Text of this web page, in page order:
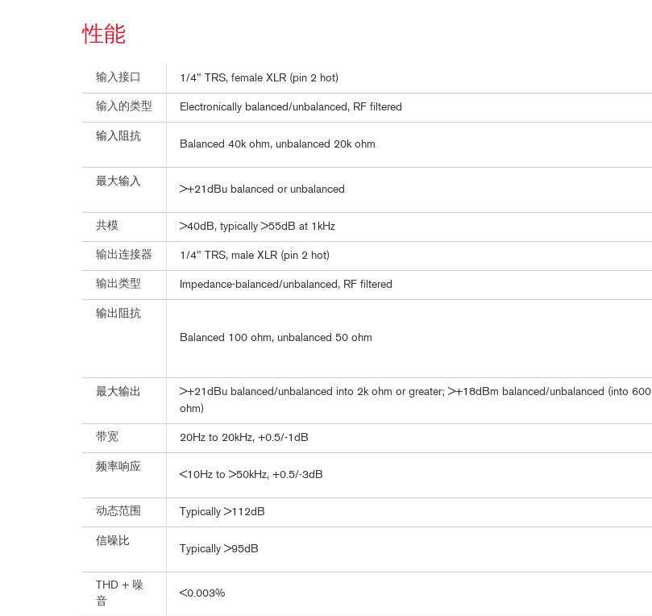
性能
输入接口 1/4" TRS, female XLR (pin 2 hot)
输入的类型 Electronically balanced/unbalanced, RF filtered
输入阻抗
Balanced 40k ohm, unbalanced 20k ohm
最大输入
>+21dBu balanced or unbalanced
共模 >40dB, typically >55dB at 1kHz
输出连接器 1/4" TRS, male XLR (pin 2 hot)
输出类型 Impedance-balanced/unbalanced, RF filtered
输出阻抗
Balanced 100 ohm, unbalanced 50 ohm
最大输出
>+21dBu balanced/unbalanced into 2k ohm or greater; >+18dBm balanced/unbalanced (into 600
ohm)
带宽 20Hz to 20kHz, +0.5/-1dB
频率响应
<10Hz to >50kHz, +0.5/-3dB
动态范围 Typically >112dB
信噪比
Typically >95dB
THD + 噪
音
<0.003%